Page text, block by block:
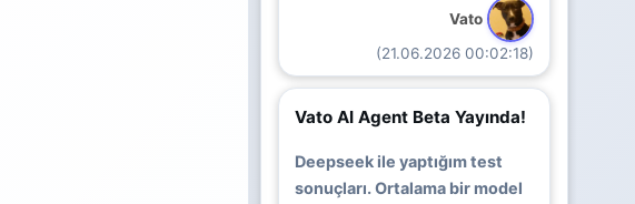
Vato
(21.06.2026 00:02:18)
Vato AI Agent Beta Yayında!
Deepseek ile yaptığım test
sonuçları. Ortalama bir model